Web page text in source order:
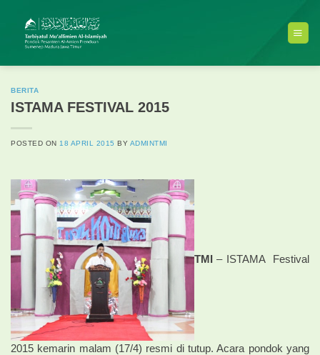
content
BERITA
ISTAMA FESTIVAL 2015
POSTED ON 18 APRIL 2015 BY ADMINTMI
TMI – ISTAMA Festival
2015 kemarin malam (17/4) resmi di tutup. Acara pondok yang